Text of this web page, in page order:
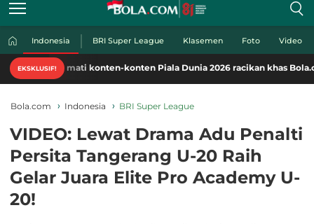
Indonesia BRI Super League Klasemen Foto Video
EKSKLUSIF!
Nikmati konten-konten Piala Dunia 2026 racikan khas Bola.com.
Bola.com Indonesia BRI Super League
VIDEO: Lewat Drama Adu Penalti
Persita Tangerang U-20 Raih
Gelar Juara Elite Pro Academy U-
20!